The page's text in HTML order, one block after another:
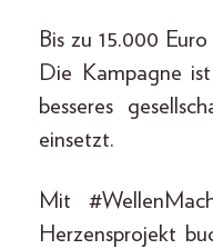
Bis zu 15.000
Die Kampagne
besseres
einsetzt.
Mit
Herzensprojekt